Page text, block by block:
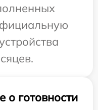
готовности